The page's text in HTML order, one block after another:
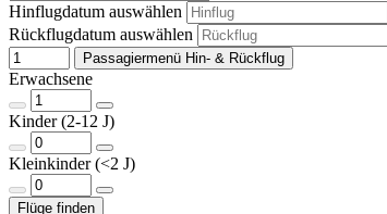
Hinflugdatum auswählen
Rückflugdatum auswählen
Passagiermenü Hin- & Rückflug
Erwachsene
Kinder (2-12 J)
Kleinkinder (<2 J)